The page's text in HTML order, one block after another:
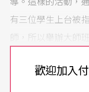
有三位學生上台被
師，所以舉辦大師
歡迎加入